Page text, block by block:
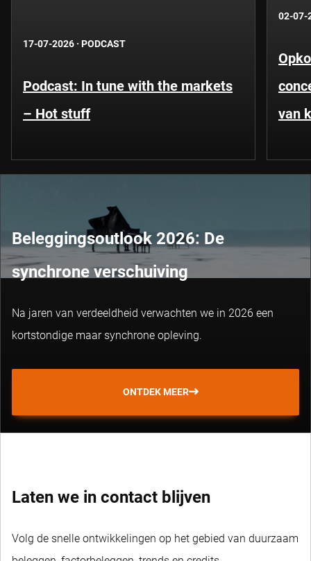
17-07-2026 · PODCAST
Podcast: In tune with the markets
– Hot stuff
02-07-
van
Beleggingsoutlook 2026: De
synchrone verschuiving
Na jaren van verdeeldheid verwachten we in 2026 een
kortstondige maar synchrone opleving.
ONTDEK MEER
Laten we in contact blijven
Volg de snelle ontwikkelingen op het gebied van duurzaam